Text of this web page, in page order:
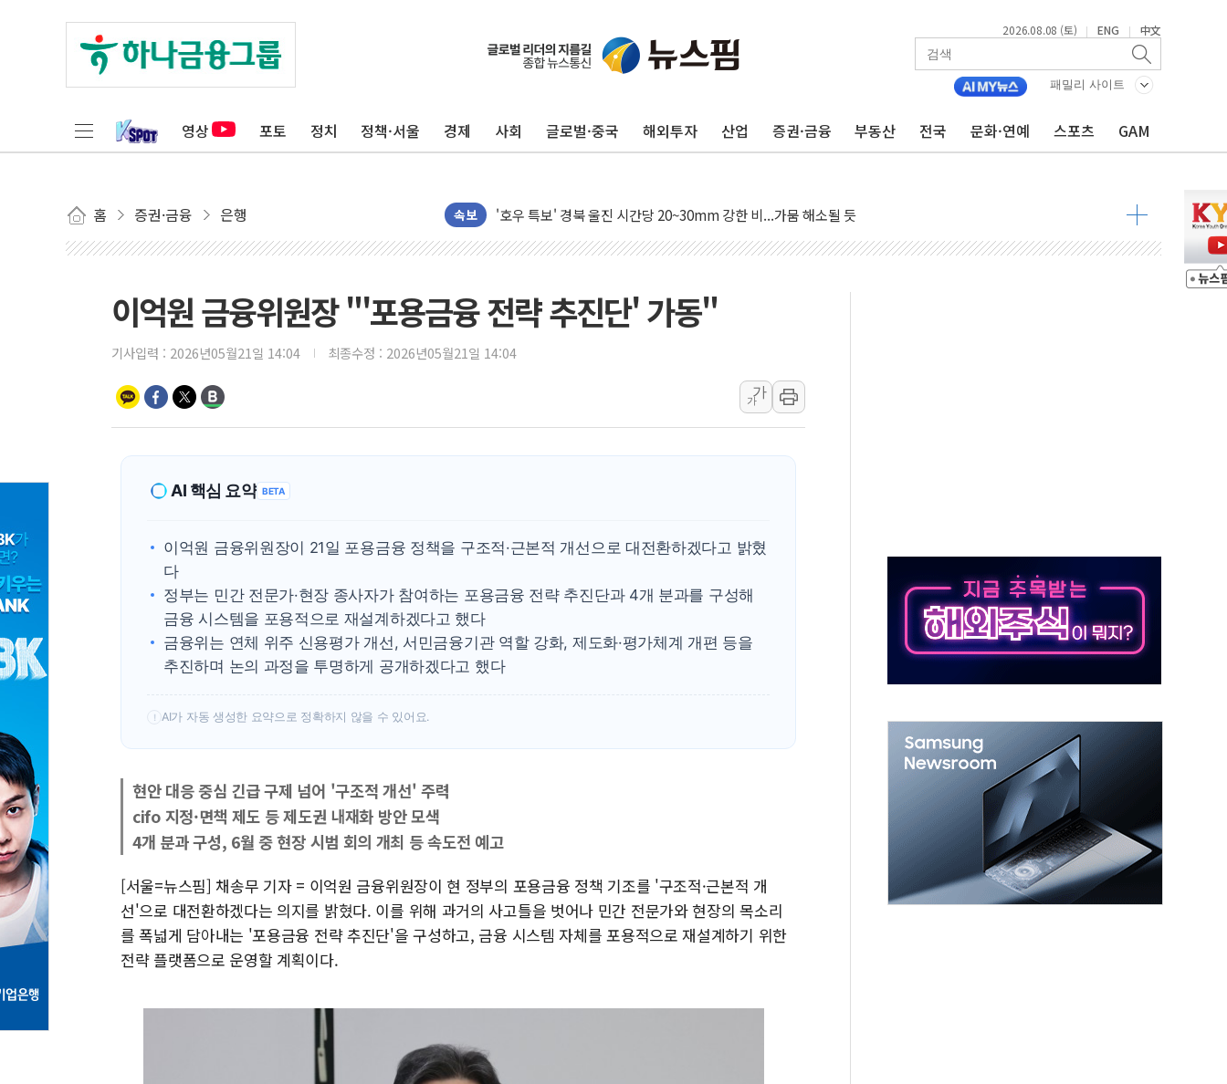
2026.08.08 (토) | ENG | 中文
패밀리 사이트
영상 포토 정치 정책·서울 경제 사회 글로벌·중국 해외투자 산업 증권·금융 부동산 전국 문화·연예 스포츠 GAM
홈 증권·금융 은행 속보
동해중부 전 해상 풍랑주의보…10일까지 최대 3.5m 높은 물결
연일 폭염에 온열질환 사망 23명…정부, 비상대응기구 가동
인제 용대리 계곡서 수위 상승으로 피서객 7명 고립…전원 구조
동해시, 11~14일 '별똥별 멍' 운영…페르세우스 유성우 관측
강원 중·남부 동해안 시간당 50mm 이상 폭우…호우경보 발효
청양 밭에서 일하던 90대 숨져…온열질환 여부 조사
폭염에 車 운전면허 기능시험 오전 집중 편성…체감온도 38도 넘으면 중단
李대통령, 'ISA·주가누르기 방지법' 전면 재검토 지시
'호우 특보' 경북 울진 시간당 20~30mm 강한 비...가뭄 해소될 듯
충북 주말 무더위 지속…청주·진천 35도, 곳곳 소나기
한상협, 업계 개인정보 보안 새판 짠다…'자율규제단체' 타진
뉴욕증시, 고용 쇼크에 금리 인상 우려 후퇴…S&P500 최고치
트럼프, 쿡 연준 이사 해임 재추진…"26일까지 의혹 소명" 요구
이억원 금융위원장 "'포용금융 전략 추진단' 가동"
기사입력 : 2026년05월21일 14:04 최종수정 : 2026년05월21일 14:04
가
가
AI 핵심 요약 BETA
이억원 금융위원장이 21일 포용금융 정책을 구조적·근본적 개선으로 대전환하겠다고 밝혔
다
정부는 민간 전문가·현장 종사자가 참여하는 포용금융 전략 추진단과 4개 분과를 구성해
금융 시스템을 포용적으로 재설계하겠다고 했다
금융위는 연체 위주 신용평가 개선, 서민금융기관 역할 강화, 제도화·평가체계 개편 등을
추진하며 논의 과정을 투명하게 공개하겠다고 했다
! AI가 자동 생성한 요약으로 정확하지 않을 수 있어요.
현안 대응 중심 긴급 구제 넘어 '구조적 개선' 주력
cifo 지정·면책 제도 등 제도권 내재화 방안 모색
4개 분과 구성, 6월 중 현장 시범 회의 개최 등 속도전 예고
[서울=뉴스핌] 채송무 기자 = 이억원 금융위원장이 현 정부의 포용금융 정책 기조를 '구조적·근본적 개
선'으로 대전환하겠다는 의지를 밝혔다. 이를 위해 과거의 사고틀을 벗어나 민간 전문가와 현장의 목소리
를 폭넓게 담아내는 '포용금융 전략 추진단'을 구성하고, 금융 시스템 자체를 포용적으로 재설계하기 위한
전략 플랫폼으로 운영할 계획이다.